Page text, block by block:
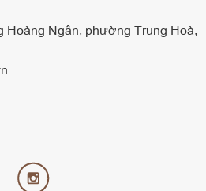
Hoàng Ngân, phường Trung Hoà,